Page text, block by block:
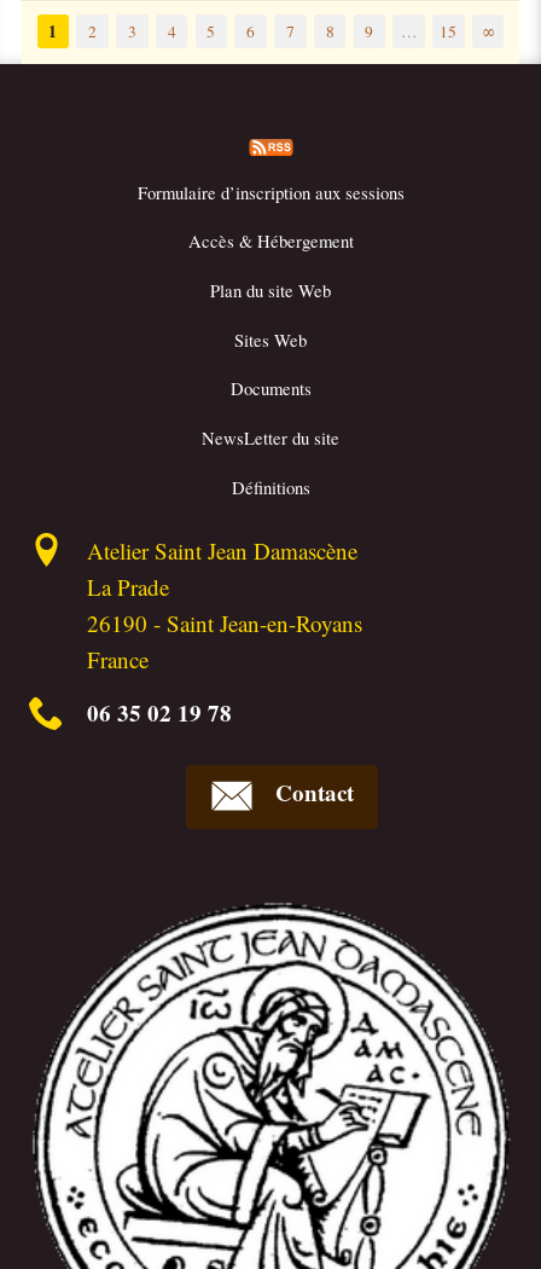
1 2 3 4 5 6 7 8 9 … 15 ∞
Formulaire d’inscription aux sessions
Accès & Hébergement
Plan du site Web
Sites Web
Documents
NewsLetter du site
Définitions
Atelier Saint Jean Damascène
La Prade
26190 -Saint Jean-en-Royans
France
06 35 02 19 78
Contact